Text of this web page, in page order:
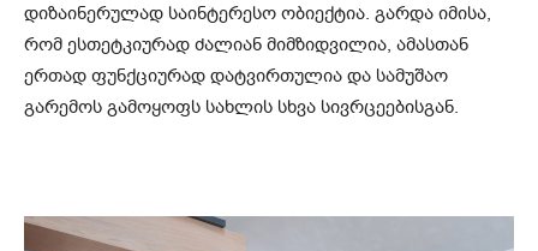
დიზაინერულად საინტერესო ობიექტია. გარდა იმისა,
რომ ესთეტკიურად ძალიან მიმზიდვილია, ამასთან
ერთად ფუნქციურად დატვირთულია და სამუშაო
გარემოს გამოყოფს სახლის სხვა სივრცეებისგან.